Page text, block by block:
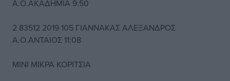
Α.Ο.ΑΚΑΔΗΜΙΑ 9:50
2 83512 2019 105 ΓΙΑΝΝΑΚΑΣ ΑΛΕΞΑΝΔΡΟΣ
Α.Ο.ΑΝΤΑΙΟΣ 11:08
ΜΙΝΙ ΜΙΚΡΑ ΚΟΡΙΤΣΙΑ